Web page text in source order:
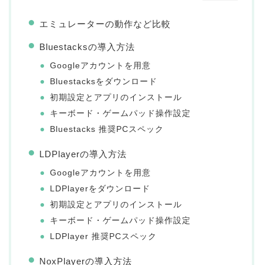
エミュレーターの動作など比較
Bluestacksの導入方法
Googleアカウントを用意
Bluestacksをダウンロード
初期設定とアプリのインストール
キーボード・ゲームパッド操作設定
Bluestacks 推奨PCスペック
LDPlayerの導入方法
Googleアカウントを用意
LDPlayerをダウンロード
初期設定とアプリのインストール
キーボード・ゲームパッド操作設定
LDPlayer 推奨PCスペック
NoxPlayerの導入方法